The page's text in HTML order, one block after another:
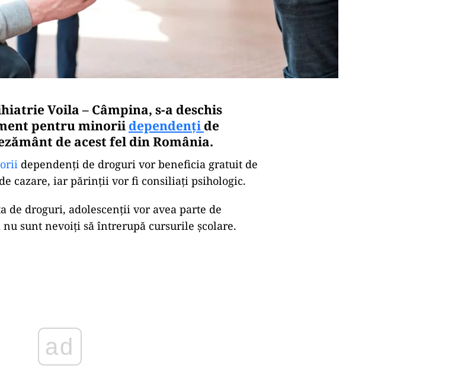
Voila – Câmpina, s-a deschis
pentru minorii dependenți de
de acest fel din România.
dependenți de droguri vor beneficia gratuit de
cazare, iar părinții vor fi consiliați psihologic.
de droguri, adolescenții vor avea parte de
sunt nevoiți să întrerupă cursurile școlare.